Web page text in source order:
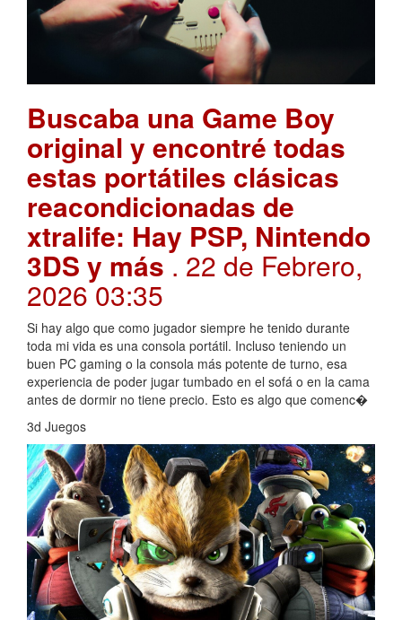
Buscaba una Game Boy
original y encontré todas
estas portátiles clásicas
reacondicionadas de
xtralife: Hay PSP, Nintendo
3DS y más. 22 de Febrero,
2026 03:35
Si hay algo que como jugador siempre he tenido durante
toda mi vida es una consola portátil. Incluso teniendo un
buen PC gaming o la consola más potente de turno, esa
experiencia de poder jugar tumbado en el sofá o en la cama
antes de dormir no tiene precio. Esto es algo que comenc�
3d Juegos